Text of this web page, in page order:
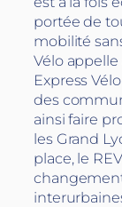
portée de
mobilité
Vélo
Express
des
ainsi faire
les Grand
place, le